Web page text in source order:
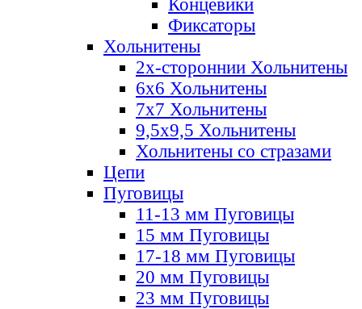
Концевики
Фиксаторы
Хольнитены
2х-стороннии Хольнитены
6х6 Хольнитены
7х7 Хольнитены
9,5х9,5 Хольнитены
Хольнитены со стразами
Цепи
Пуговицы
11-13 мм Пуговицы
15 мм Пуговицы
17-18 мм Пуговицы
20 мм Пуговицы
23 мм Пуговицы